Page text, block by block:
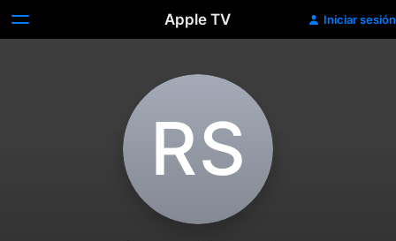
Apple TV Iniciar sesión
R‌S